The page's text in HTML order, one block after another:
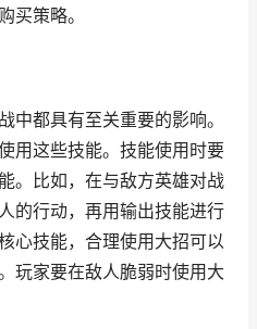
买策略。
中都具有至关重要的影响。
用这些技能。技能使用时要
。比如，在与敌方英雄对战
的行动，再用输出技能进行
心技能，合理使用大招可以
玩家要在敌人脆弱时使用大